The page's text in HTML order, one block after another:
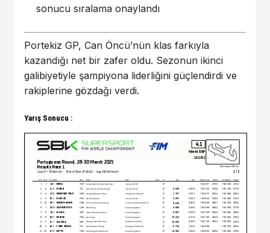
sonucu sıralama onaylandı
Portekiz GP, Can Öncü’nün klas farkıyla
kazandığı net bir zafer oldu. Sezonun ikinci
galibiyetiyle şampiyona liderliğini güçlendirdi ve
rakiplerine gözdağı verdi.
Yarış Sonucu :